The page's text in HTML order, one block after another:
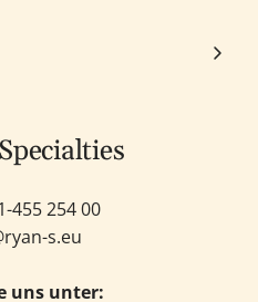
455 254 00
s.eu
uns unter: